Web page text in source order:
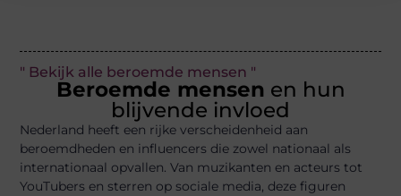
" Bekijk alle beroemde mensen "
Beroemde mensen en hun
blijvende invloed
Nederland heeft een rijke verscheidenheid aan
beroemdheden en influencers die zowel nationaal als
internationaal opvallen. Van muzikanten en acteurs tot
YouTubers en sterren op sociale media, deze figuren